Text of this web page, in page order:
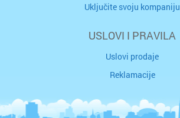
Uključite svoju kompaniju
USLOVI I PRAVILA
Uslovi prodaje
Reklamacije